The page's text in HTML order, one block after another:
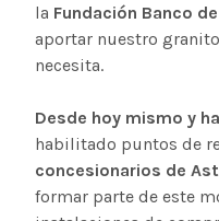
la Fundación Banco
aportar nuestro
necesita.
Desde hoy mismo y
habilitado puntos de
concesionarios de
formar parte de este